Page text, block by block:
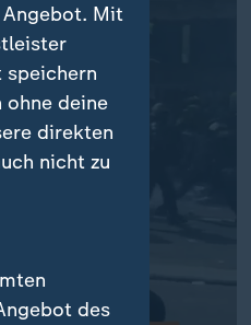
Mit
speichern
deine
direkten
nicht zu
des